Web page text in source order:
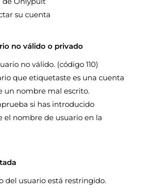
su cuenta
no válido o privado
no válido. (código 110)
que etiquetaste es una cuenta
un nombre mal escrito.
si has introducido
el nombre de usuario en la
del usuario está restringido.